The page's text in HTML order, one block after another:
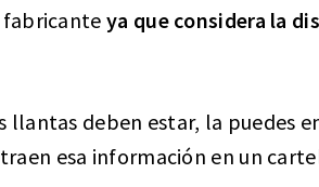
fabricante ya que considera la
llantas deben estar, la puedes
esa información en un